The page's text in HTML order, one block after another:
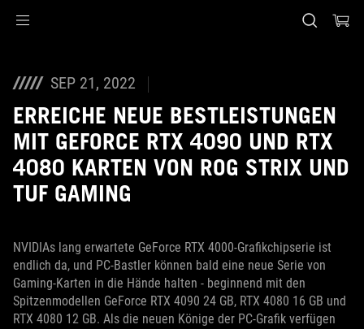
SEP 21, 2022
ERREICHE NEUE BESTLEISTUNGEN
MIT GEFORCE RTX 4090 UND RTX
4080 KARTEN VON ROG STRIX UND
TUF GAMING
NVIDIAs lang erwartete GeForce RTX 4000-Grafikchipserie ist
endlich da, und PC-Bastler können bald eine neue Serie von
Gaming-Karten in die Hände halten - beginnend mit den
Spitzenmodellen GeForce RTX 4090 24 GB, RTX 4080 16 GB und
RTX 4080 12 GB. Als die neuen Könige der PC-Grafik verfügen